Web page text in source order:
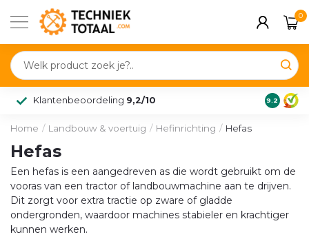
0
Klantenbeoordeling 9,2/10 9.2
Home / Landbouw & voertuig / Hefinrichting / Hefas
Hefas
Een hefas is een aangedreven as die wordt gebruikt om de
vooras van een tractor of landbouwmachine aan te drijven.
Dit zorgt voor extra tractie op zware of gladde
ondergronden, waardoor machines stabieler en krachtiger
kunnen werken.